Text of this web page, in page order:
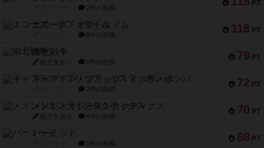
PT
2件の投稿
118 PT
エコーズ・オブ・タイム
8件の投稿
79 PT
南北戦争
紹介文あり 1件の投稿
72 PT
キャプテン・フリップ：イスラ・ボンバ
2件の投稿
70 PT
メメントオンラインタクティクス
紹介文あり 4件の投稿
68 PT
パーミッド
1件の投稿